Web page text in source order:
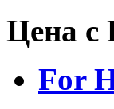
Цена с
For